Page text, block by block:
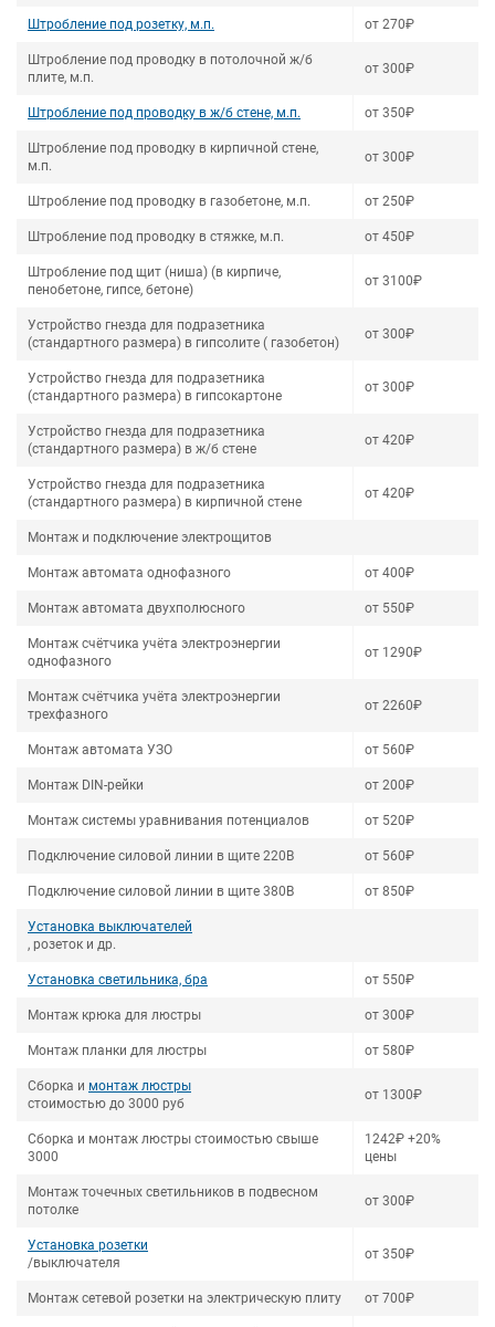
Штробление под розетку, м.п. от 270₽
Штробление под проводку в потолочной ж/б
плите, м.п.
от 300₽
Штробление под проводку в ж/б стене, м.п. от 350₽
Штробление под проводку в кирпичной стене,
м.п.
от 300₽
Штробление под проводку в газобетоне, м.п. от 250₽
Штробление под проводку в стяжке, м.п. от 450₽
Штробление под щит (ниша) (в кирпиче,
пенобетоне, гипсе, бетоне)
от 3100₽
Устройство гнезда для подразетника
(стандартного размера) в гипсолите ( газобетон)
от 300₽
Устройство гнезда для подразетника
(стандартного размера) в гипсокартоне
от 300₽
Устройство гнезда для подразетника
(стандартного размера) в ж/б стене
от 420₽
Устройство гнезда для подразетника
(стандартного размера) в кирпичной стене
от 420₽
Монтаж и подключение электрощитов
Монтаж автомата однофазного от 400₽
Монтаж автомата двухполюсного от 550₽
Монтаж счётчика учёта электроэнергии
однофазного
от 1290₽
Монтаж счётчика учёта электроэнергии
трехфазного
от 2260₽
Монтаж автомата УЗО от 560₽
Монтаж DIN-рейки от 200₽
Монтаж системы уравнивания потенциалов от 520₽
Подключение силовой линии в щите 220В от 560₽
Подключение силовой линии в щите 380В от 850₽
Установка выключателей
, розеток и др.
Установка светильника, бра от 550₽
Монтаж крюка для люстры от 300₽
Монтаж планки для люстры от 580₽
Сборка и монтаж люстры
стоимостью до 3000 руб
от 1300₽
Сборка и монтаж люстры стоимостью свыше
3000
1242₽ +20%
цены
Монтаж точечных светильников в подвесном
потолке
от 300₽
Установка розетки
/выключателя
от 350₽
Монтаж сетевой розетки на электрическую плиту от 700₽